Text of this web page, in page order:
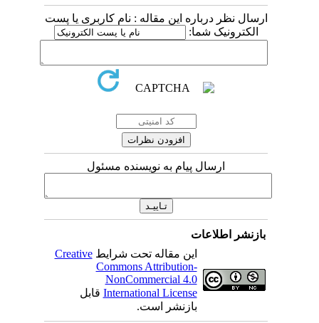
ارسال نظر درباره این مقاله : نام کاربری یا پست
الکترونیک شما:
ارسال پیام به نویسنده مسئول
بازنشر اطلاعات
این مقاله تحت شرایطCreative
Commons Attribution-
NonCommercial 4.0
International Licenseقابل
بازنشر است.